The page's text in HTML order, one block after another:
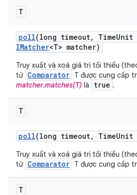
T
poll(long timeout, TimeUnit
IMatcher<T> matcher)
Truy xuất và xoá giá trị tối thiểu
tử Comparator T được cung cấp
matcher.matches(T) là true .
T
poll(long timeout, TimeUnit
Truy xuất và xoá giá trị tối thiểu
tử Comparator T được cung cấp
T